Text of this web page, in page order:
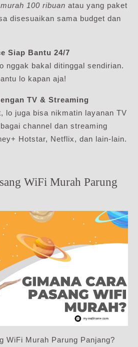
100 ribuan atau yang paket
disesuaikan sama budget dan
Siap Bantu 24/7
nggak bakal ditinggal sendirian.
lo kapan aja!
TV & Streaming
lo juga bisa nikmatin layanan TV
channel dan streaming
Hotstar, Netflix, dan lain-lain.
WiFi Murah Parung
WiFi Murah Parung Panjang?